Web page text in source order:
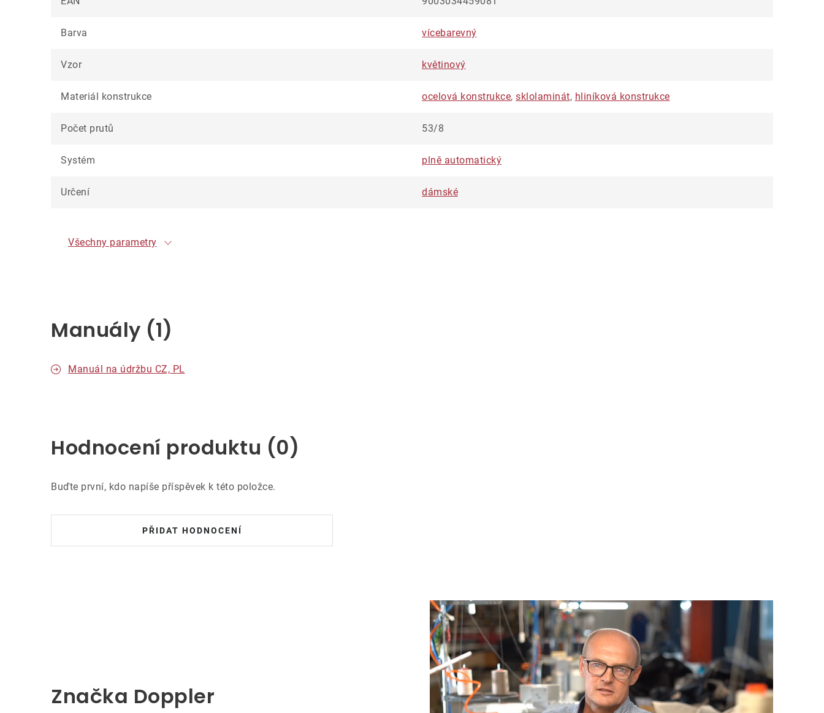
Barva vícebarevný
Vzor květinový
Materiál konstrukce ocelová konstrukce, sklolaminát, hliníková konstrukce
Počet prutů 53/8
Systém plně automatický
Určení dámské
Všechny parametry
Manuály (1)
Manuál na údržbu CZ, PL
Hodnocení produktu (0)
Buďte první, kdo napíše příspěvek k této položce.
PŘIDAT HODNOCENÍ
Značka Doppler